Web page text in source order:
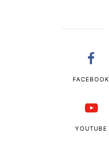
FACEBOOK
YOUTUBE